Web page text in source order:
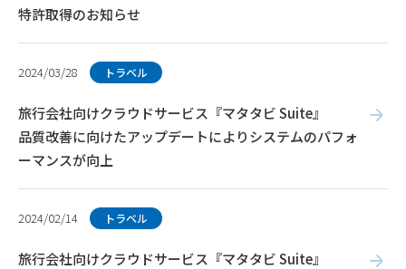
特許取得のお知らせ
2024/03/28 トラベル
旅行会社向けクラウドサービス『マタタビ Suite』
品質改善に向けたアップデートによりシステムのパフォ
ーマンスが向上
2024/02/14 トラベル
旅行会社向けクラウドサービス『マタタビ Suite』